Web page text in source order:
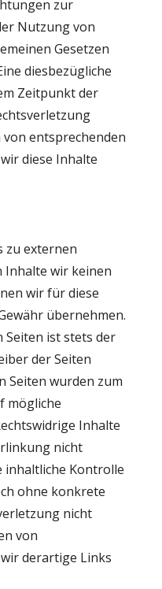
zur
Nutzung von
Gesetzen
diesbezügliche
Zeitpunkt der
entsprechenden
diese Inhalte
zu externen
Inhalte wir keinen
wir für diese
übernehmen.
Seiten ist stets der
der Seiten
Seiten wurden zum
mögliche
Inhalte
nicht
inhaltliche Kontrolle
ohne konkrete
nicht
von
derartige Links